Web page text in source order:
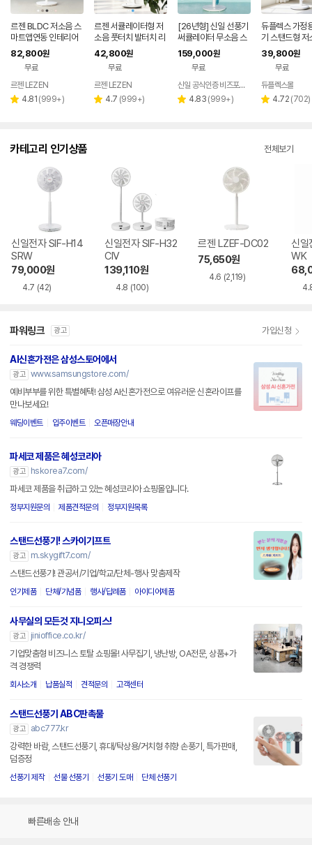
르젠 BLDC 저소음 스
마트앱연동 인테리어
써큘레이터 선풍기 LZ
EF-DC290 릴리화이
82,800원
무료
르젠 LEZEN
별 4.81 리
(999+)
르젠 서큘레이터형 저
소음 풋터치 발터치 리
모컨 스탠드형 선풍기
LZEF-R132C
42,800원
무료
르젠 LEZEN
별 4.7 리
(999+)
[26년형] 신일 선풍기
써큘레이터 무소음 스
탠드 BLDC 서큘레이
터 저소음
159,000원
무료
신일 공식인증 비즈포비즈
별 4.83 리
(999+)
듀플렉스 가정
기 스탠드형 저
모컨 원룸 거실
39,800원
무료
듀플렉스몰
별 4.72 리
(702)
카테고리 인기상품 전체보기
신일전자 SIF-H14
SRW
79,000원
4.7 (42)
신일전자 SIF-H32
CIV
139,110원
4.8 (100)
르젠 LZEF-DC02
75,650원
4.6 (2,119)
신
WK
파워링크 광고 가입신청
AI신혼가전은 삼성스토어에서
광고 www.samsungstore.com/
예비부부를 위한 특별혜택! 삼성 AI신혼가전으로 여유러운 신혼라이프를
만나보세요!
웨딩이벤트 입주이벤트 오픈매장안내
파세코 제품은 혜성코리아
광고
hskorea7.com/
파세코 제품을 취급하고 있는 혜성코리아 쇼핑몰입니다.
정부지원문의 제품견적문의 정부지원목록
스탠드선풍기! 스카이기프트
광고
m.skygift7.com/
스탠드선풍기! 관공서/기업/학교/단체-행사 맞춤제작
인기제품 단체/기념품 행사/답례품 아이디어제품
사무실의 모든것 지니오피스!
광고
jinioffice.co.kr/
기업맞춤형 비즈니스 토탈 쇼핑몰! 사무집기, 냉난방, OA전문, 상품+가
격 경쟁력
회사소개 납품실적 견적문의 고객센터
스탠드선풍기 ABC판촉물
광고
abc777.kr
강력한 바람, 스탠드선풍기, 휴대/탁상용/거치형 취향 손풍기, 특가판매,
덤증정
선풍기 제작 선물 선풍기 선풍기 도매 단체 선풍기
빠른배송 안내